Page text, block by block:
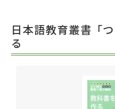
日本語教育叢書「
る